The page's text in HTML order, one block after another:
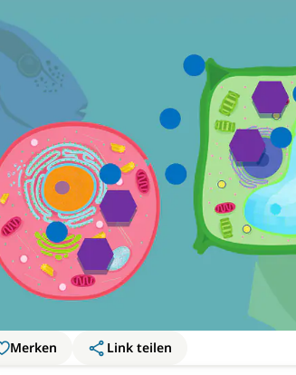
Merken
Link teilen